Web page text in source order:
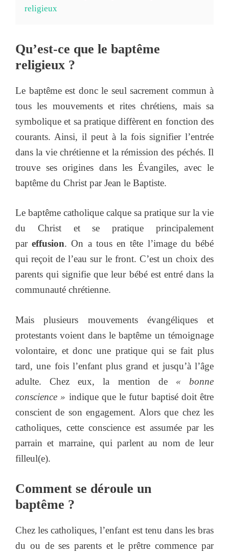
religieux
Qu’est-ce que le baptême
religieux ?
Le baptême est donc le seul sacrement commun à
tous les mouvements et rites chrétiens, mais sa
symbolique et sa pratique diffèrent en fonction des
courants. Ainsi, il peut à la fois signifier l’entrée
dans la vie chrétienne et la rémission des péchés. Il
trouve ses origines dans les Évangiles, avec le
baptême du Christ par Jean le Baptiste.
Le baptême catholique calque sa pratique sur la vie
du Christ et se pratique principalement
pareffusion. On a tous en tête l’image du bébé
qui reçoit de l’eau sur le front. C’est un choix des
parents qui signifie que leur bébé est entré dans la
communauté chrétienne.
Mais plusieurs mouvements évangéliques et
protestants voient dans le baptême un témoignage
volontaire, et donc une pratique qui se fait plus
tard, une fois l’enfant plus grand et jusqu’à l’âge
adulte. Chez eux, la mention de « bonne
conscience » indique que le futur baptisé doit être
conscient de son engagement. Alors que chez les
catholiques, cette conscience est assumée par les
parrain et marraine, qui parlent au nom de leur
filleul(e).
Comment se déroule un
baptême ?
Chez les catholiques, l’enfant est tenu dans les bras
du ou de ses parents et le prêtre commence par